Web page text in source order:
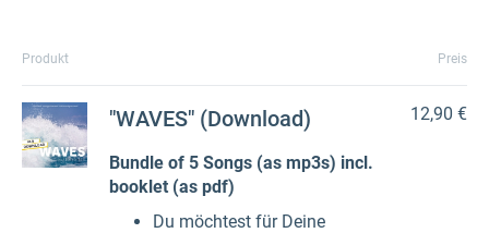
Produkt Preis
"WAVES" (Download)
Bundle of 5 Songs (as mp3s) incl.
booklet (as pdf)
Du möchtest für Deine
12,90 €